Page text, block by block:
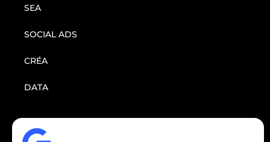
SEA
SOCIAL ADS
CRÉA
DATA